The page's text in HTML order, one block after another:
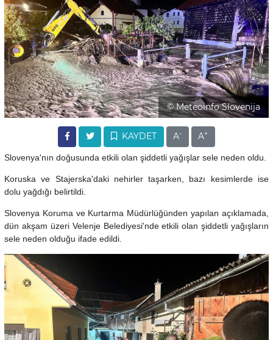
© Meteoinfo Slovenija
KAYDET A- A+
Slovenya'nın doğusunda etkili olan şiddetli yağışlar sele neden oldu.
Koruska ve Stajerska'daki nehirler taşarken, bazı kesimlerde ise
dolu yağdığı belirtildi.
Slovenya Koruma ve Kurtarma Müdürlüğünden yapılan açıklamada,
dün akşam üzeri Velenje Belediyesi'nde etkili olan şiddetli yağışların
sele neden olduğu ifade edildi.